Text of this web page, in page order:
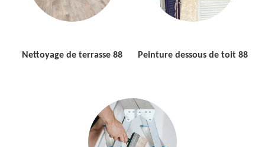
Nettoyage de terrasse 88 Peinture dessous de toit 88